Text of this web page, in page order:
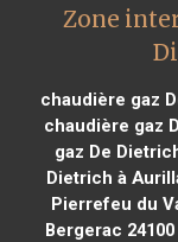
Zone
chaudière gaz
chaudière gaz
gaz De
Dietrich à
Pierrefeu du
Bergerac 24100